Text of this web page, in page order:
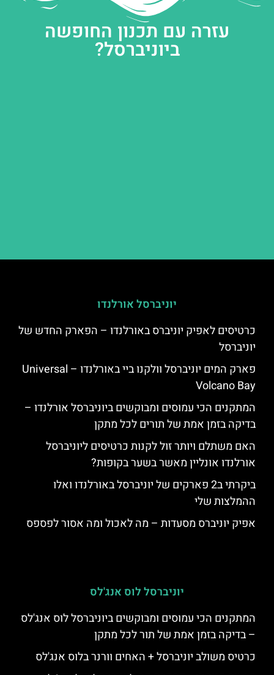
עזרה עם תכנון החופשה
ביוניברסל?
יוניברסל אורלנדו
כרטיסים לאפיק יוניברס באורלנדו – הפארק החדש של
יוניברסל
פארק המים יוניברסל וולקנו ביי באורלנדו – Universal
Volcano Bay
המתקנים הכי עמוסים ומבוקשים ביוניברסל אורלנדו –
בדיקה בזמן אמת של תורים לכל מתקן
האם משתלם ויותר זול לקנות כרטיסים ליוניברסל
אורלנדו אונליין מאשר בשער בקופות?
ביקרתי ב2 פארקים של יוניברסל באורלנדו ואלו
ההמלצות שלי
אפיק יוניברס מסעדות – מה לאכול ומה אסור לפספס
יוניברסל לוס אנג'לס
המתקנים הכי עמוסים ומבוקשים ביוניברסל לוס אנג'לס
– בדיקה בזמן אמת של תור לכל מתקן
כרטיס משולב יוניברסל + האחים וורנר בלוס אנג'לס